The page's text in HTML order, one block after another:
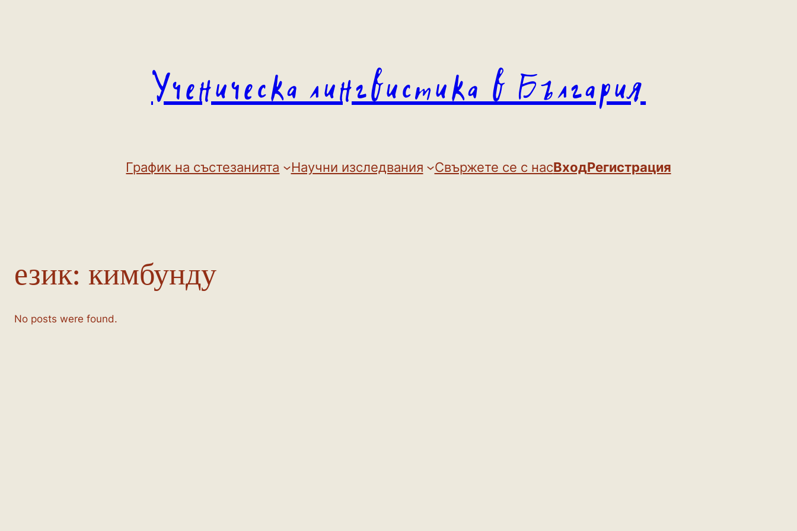
Ученическа лингвистика в България
График на състезанията Научни изследвания Свържете се с насВходРегистрация
език: кимбунду
No posts were found.